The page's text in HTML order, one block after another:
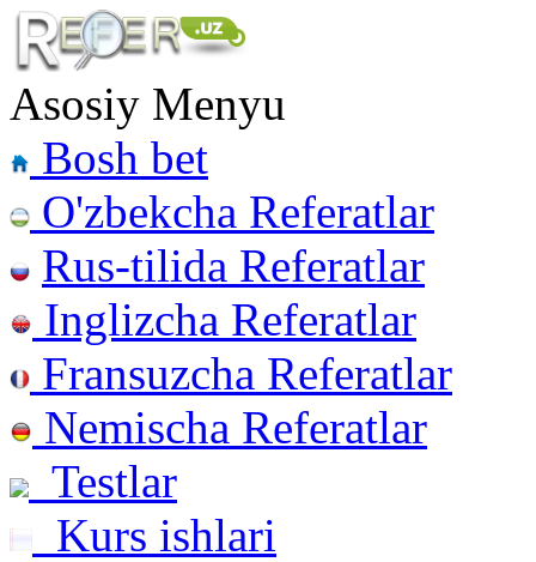
Asosiy Menyu
Bosh bet
O'zbekcha Referatlar
Rus-tilida Referatlar
Inglizcha Referatlar
Fransuzcha Referatlar
Nemischa Referatlar
Testlar
Kurs ishlari